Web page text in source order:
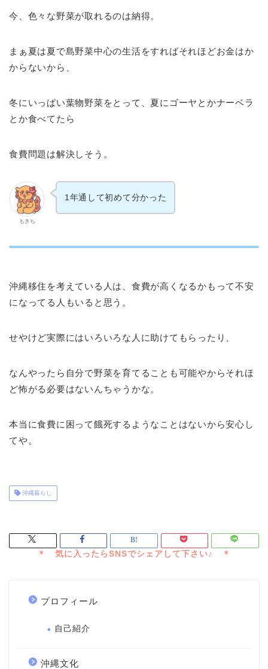
今、色々な野菜が取れるのは納得。
まぁ夏は夏で島野菜中心の生活をすればそれほどお金はか
からないから、
冬にいっぱい葉物野菜をとって、夏にゴーヤとかナーベラ
とか食べてたら
食費問題は解決しそう。
もきち
1年通して初めて分かった
沖縄移住を考えている人は、食費が高くなるかもって不安
になってる人もいると思う。
せやけど実際にはいろいろな人に助けてもらったり、
なんやったら自分で野菜を育てることも可能やからそれほ
ど怖がる必要はないんちゃうかな。
本当に食費に困って餓死するようなことはないから安心し
てや。
沖縄暮らし
プロフィール
自己紹介
沖縄文化